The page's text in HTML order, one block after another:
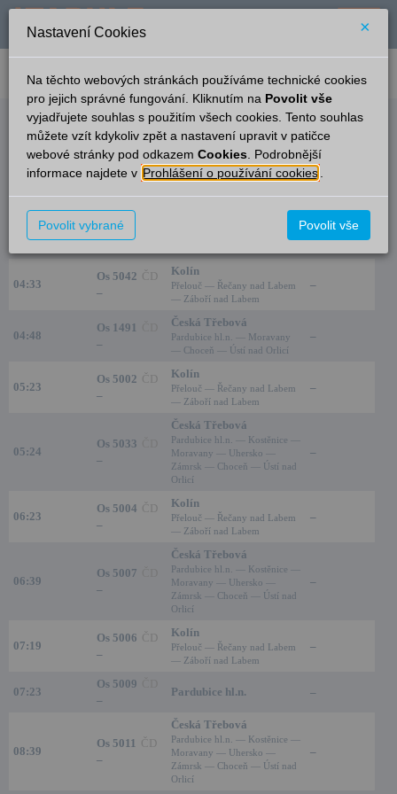
verze: 2.0.6 podpora: help-tabule@oltis.cz
English
Odjezdy
Pardubice-Opočínek
23:47
Čas/Aktuální Vlak/Linka Cíl/Přes Nást./Kolej
03:47
Os 5040
–
–
04:33
Os 5042 ČD
–
Kolín
Přelouč — Řečany nad Labem
— Záboří nad Labem
–
04:48
Os 1491
–
Česká Třebová
Pardubice hl.n. — Moravany
— Choceň — Ústí nad Orlicí
–
05:23
Os 5002 ČD
–
Kolín
Přelouč — Řečany nad Labem
— Záboří nad Labem
–
05:24
Os 5033
–
Česká Třebová
Pardubice hl.n. — Kostěnice —
Moravany — Uhersko —
Zámrsk — Choceň — Ústí nad
Orlicí
–
06:23
Os 5004 ČD
–
Kolín
Přelouč — Řečany nad Labem
— Záboří nad Labem
–
06:39
Os 5007
–
Česká Třebová
Pardubice hl.n. — Kostěnice —
Moravany — Uhersko —
Zámrsk — Choceň — Ústí nad
Orlicí
–
07:19
Os 5006 ČD
–
Kolín
Přelouč — Řečany nad Labem
— Záboří nad Labem
–
07:23
Os 5009
–
Pardubice hl.n. –
08:39
Os 5011 ČD
–
Česká Třebová
Pardubice hl.n. — Kostěnice —
Moravany — Uhersko —
Zámrsk — Choceň — Ústí nad
Orlicí
–
Nastavení Cookies ×
Na těchto webových stránkách používáme technické cookies
pro jejich správné fungování. Kliknutím na Povolit vše
vyjadřujete souhlas s použitím všech cookies. Tento souhlas
můžete vzít kdykoliv zpět a nastavení upravit v patičce
webové stránky pod odkazem Cookies . Podrobnější
informace najdete v Prohlášení o používání cookies
Povolit vybrané Povolit vše